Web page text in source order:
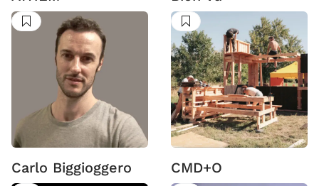
Suivre
Carlo Biggioggero
Suivre
CMD+O